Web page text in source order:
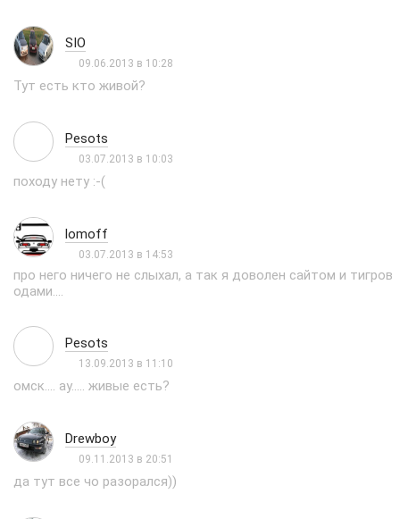
SIO
09.06.2013 в 10:28
Тут есть кто живой?
Pesots
03.07.2013 в 10:03
походу нету :-(
lomoff
03.07.2013 в 14:53
про него ничего не слыхал, а так я доволен сайтом и тигров
одами....
Pesots
13.09.2013 в 11:10
омск.... ау..... живые есть?
Drewboy
09.11.2013 в 20:51
да тут все чо разорался))